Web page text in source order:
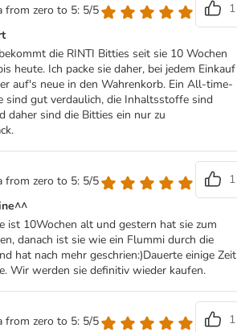
from zero to 5: 5/5
1
die RINTI Bitties seit sie 10 Wochen
heute. Ich packe sie daher, bei jedem Einkauf
auf's neue in den Wahrenkorb. Ein All-time-
sind gut verdaulich, die Inhaltsstoffe sind
daher sind die Bitties ein nur zu
from zero to 5: 5/5
1
ist 10Wochen alt und gestern hat sie zum
danach ist sie wie ein Flummi durch die
hat nach mehr geschrien:)Dauerte einige Zeit
Wir werden sie definitiv wieder kaufen.
from zero to 5: 5/5
1